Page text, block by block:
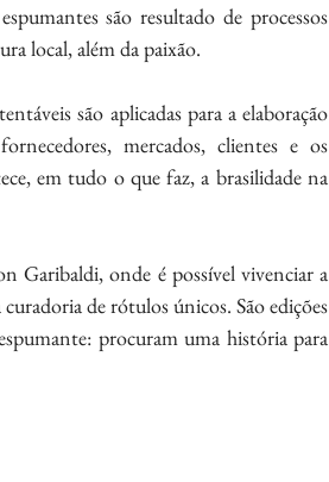
são resultado de processos
local, além da paixão.
são aplicadas para a elaboração
mercados, clientes e os
em tudo o que faz, a brasilidade na
Garibaldi, onde é possível vivenciar a
de rótulos únicos. São edições
procuram uma história para